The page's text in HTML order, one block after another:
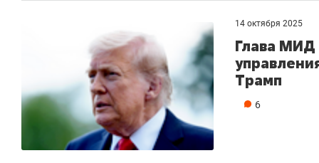
14 октября 2025
Глава МИД
Трамп
6